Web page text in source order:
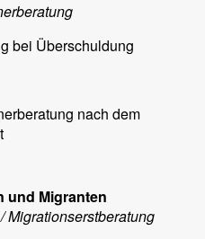
bei Überschuldung
nach dem
und Migranten
Migrationserstberatung